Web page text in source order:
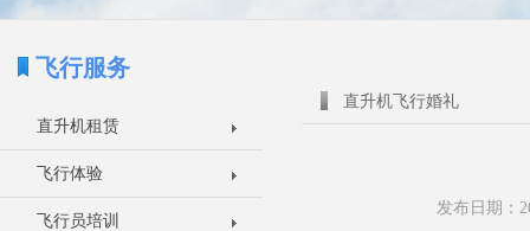
飞行服务
直升机租赁
飞行体验
飞行员培训
直升机飞行婚礼
发布日期：